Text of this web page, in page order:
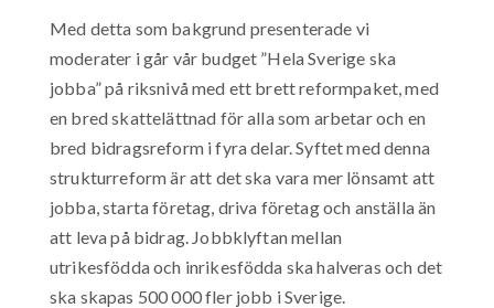
Med detta som bakgrund presenterade vi
moderater i går vår budget ”Hela Sverige ska
jobba” på riksnivå med ett brett reformpaket, med
en bred skattelättnad för alla som arbetar och en
bred bidragsreform i fyra delar. Syftet med denna
strukturreform är att det ska vara mer lönsamt att
jobba, starta företag, driva företag och anställa än
att leva på bidrag. Jobbklyftan mellan
utrikesfödda och inrikesfödda ska halveras och det
ska skapas 500 000 fler jobb i Sverige.